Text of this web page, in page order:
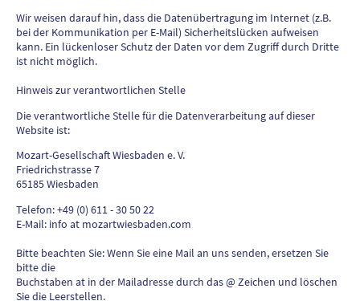
Wir weisen darauf hin, dass die Datenübertragung im Internet (z.B.
bei der Kommunikation per E-Mail) Sicherheitslücken aufweisen
kann. Ein lückenloser Schutz der Daten vor dem Zugriff durch Dritte
ist nicht möglich.
Hinweis zur verantwortlichen Stelle
Die verantwortliche Stelle für die Datenverarbeitung auf dieser
Website ist:
Mozart-Gesellschaft Wiesbaden e. V.
Friedrichstrasse 7
65185 Wiesbaden
Telefon: +49 (0) 611 - 30 50 22
E-Mail: info at mozartwiesbaden.com
Bitte beachten Sie: Wenn Sie eine Mail an uns senden, ersetzen Sie
bitte die
Buchstaben at in der Mailadresse durch das @ Zeichen und löschen
Sie die Leerstellen.